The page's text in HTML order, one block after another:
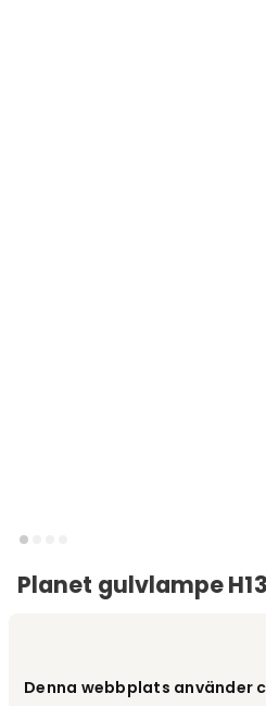
Denna webbplats använder
Planet gulvlampe
Vælg farveKrystal